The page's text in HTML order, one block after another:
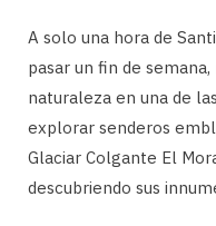
A solo una hora de
pasar un fin de
naturaleza en una de
explorar senderos
Glaciar Colgante El
descubriendo sus